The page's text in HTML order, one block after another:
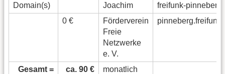
Domain(s) Joachim
freifunk-
0 €
Förderverein
Freie
Netzwerke
e. V.
Gesamt = ca. 90 € monatlich